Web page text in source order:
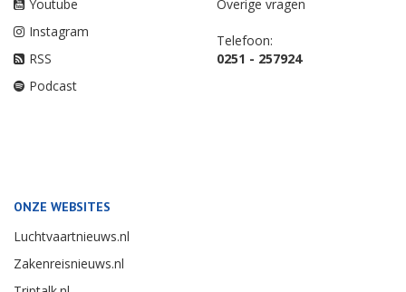
Youtube
Instagram
RSS
Podcast
Overige vragen
Telefoon:
0251 - 257924
ONZE WEBSITES
Luchtvaartnieuws.nl
Zakenreisnieuws.nl